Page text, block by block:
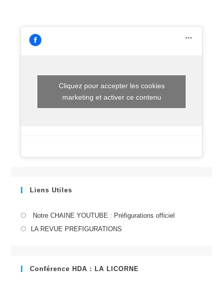
Cliquez pour accepter les cookies
marketing et activer ce contenu
Liens Utiles
Notre CHAINE YOUTUBE : Préfigurations officiel
LA REVUE PREFIGURATIONS
nouvel
Conférence HDA : LA LICORNE